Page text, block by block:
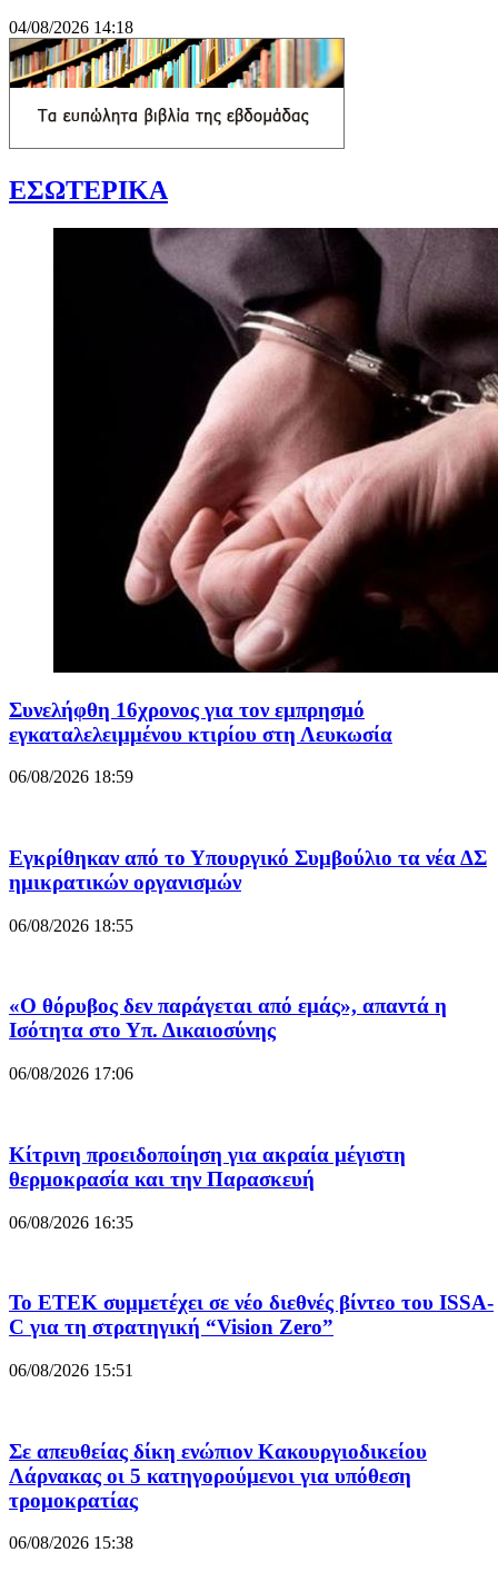
04/08/2026 14:18
ΕΣΩΤΕΡΙΚΑ
Συνελήφθη 16χρονος για τον εμπρησμό
εγκαταλελειμμένoυ κτιρίου στη Λευκωσία
06/08/2026 18:59
Εγκρίθηκαν από το Υπουργικό Συμβούλιο τα νέα ΔΣ
ημικρατικών οργανισμών
06/08/2026 18:55
«Ο θόρυβος δεν παράγεται από εμάς», απαντά η
Ισότητα στο Υπ. Δικαιοσύνης
06/08/2026 17:06
Κίτρινη προειδοποίηση για ακραία μέγιστη
θερμοκρασία και την Παρασκευή
06/08/2026 16:35
Το ΕΤΕΚ συμμετέχει σε νέο διεθνές βίντεο του ISSA-
C για τη στρατηγική “Vision Zero”
06/08/2026 15:51
Σε απευθείας δίκη ενώπιον Κακουργιοδικείου
Λάρνακας οι 5 κατηγορούμενοι για υπόθεση
τρομοκρατίας
06/08/2026 15:38